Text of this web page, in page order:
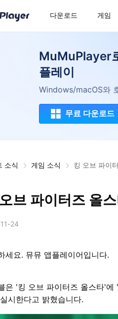
다운로드 게임
MuMuPlayer
플레이
Windows/macOS와
무료 다운로드
소식 게임 소식 킹 오브 파이
브 파이터즈 올
24
세요. 뮤뮤 앱플레이어입니다.
은 '킹 오브 파이터즈 올스타'
시한다고 밝혔습니다.